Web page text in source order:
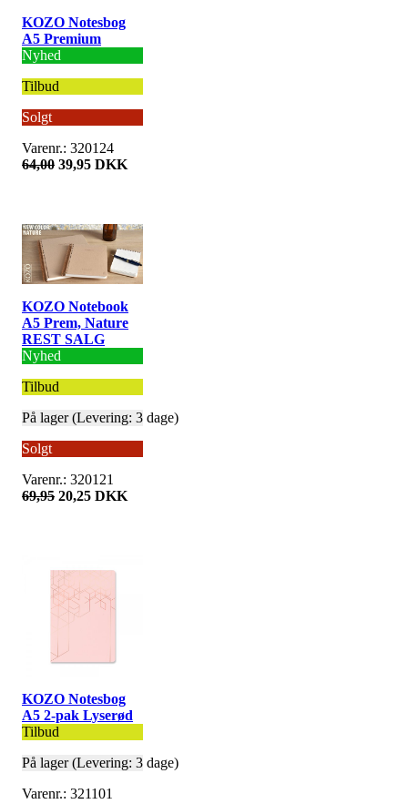
KOZO Notesbog
A5 Premium
Nyhed
Tilbud
Solgt
Varenr.: 320124
64,00 39,95 DKK
KOZO Notebook
A5 Prem, Nature
REST SALG
Nyhed
Tilbud
På lager (Levering: 3 dage)
Solgt
Varenr.: 320121
69,95 20,25 DKK
KOZO Notesbog
A5 2-pak Lyserød
Tilbud
På lager (Levering: 3 dage)
Varenr.: 321101